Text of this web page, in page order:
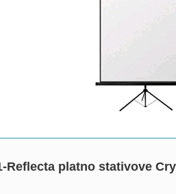
Reflecta platno stativove